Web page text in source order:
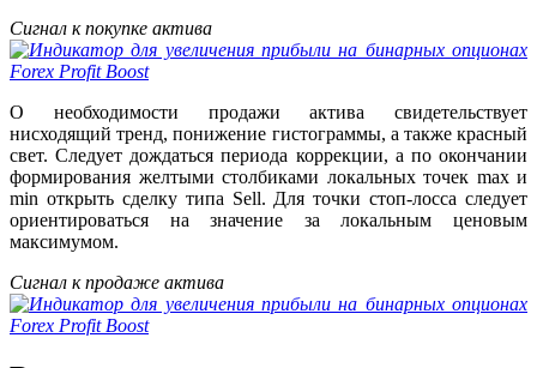
Сигнал к покупке актива
О необходимости продажи актива свидетельствует
нисходящий тренд, понижение гистограммы, а также красный
свет. Следует дождаться периода коррекции, а по окончании
формирования желтыми столбиками локальных точек max и
min открыть сделку типа Sell. Для точки стоп-лосса следует
ориентироваться на значение за локальным ценовым
максимумом.
Сигнал к продаже актива